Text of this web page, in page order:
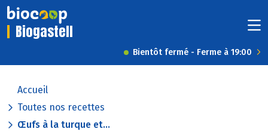
Biogastell
Bientôt fermé - Ferme à 19:00
Accueil
Toutes nos recettes
Œufs à la turque et...